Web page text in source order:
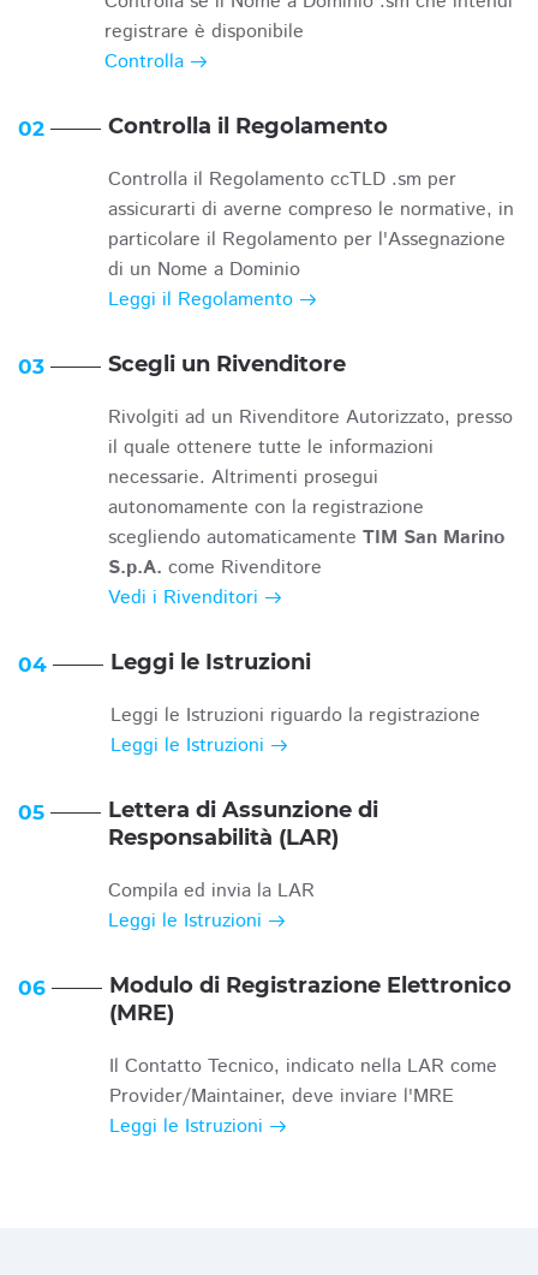
registrare è disponibile
Controlla
02 Controlla il Regolamento
Controlla il Regolamento ccTLD .sm per
assicurarti di averne compreso le normative, in
particolare il Regolamento per l'Assegnazione
di un Nome a Dominio
Leggi il Regolamento
03 Scegli un Rivenditore
Rivolgiti ad un Rivenditore Autorizzato, presso
il quale ottenere tutte le informazioni
necessarie. Altrimenti prosegui
autonomamente con la registrazione
scegliendo automaticamente TIM San Marino
S.p.A. come Rivenditore
Vedi i Rivenditori
04 Leggi le Istruzioni
Leggi le Istruzioni riguardo la registrazione
Leggi le Istruzioni
05
Lettera di Assunzione di
Responsabilità (LAR)
Compila ed invia la LAR
Leggi le Istruzioni
06
Modulo di Registrazione Elettronico
(MRE)
Il Contatto Tecnico, indicato nella LAR come
Provider/Maintainer, deve inviare l'MRE
Leggi le Istruzioni